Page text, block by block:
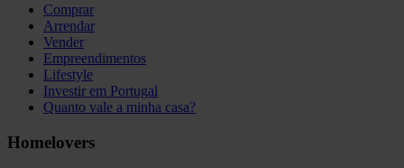
Comprar
Arrendar
Vender
Empreendimentos
Lifestyle
Investir em Portugal
Quanto vale a minha casa?
Homelovers